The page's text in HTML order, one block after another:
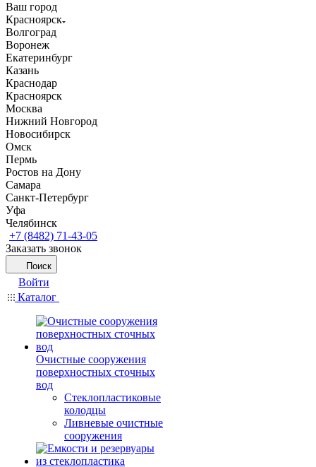
Ваш город
Красноярск
Волгоград
Воронеж
Екатеринбург
Казань
Краснодар
Красноярск
Москва
Нижний Новгород
Новосибирск
Омск
Пермь
Ростов на Дону
Самара
Санкт-Петербург
Уфа
Челябинск
+7 (8482) 71-43-05
Заказать звонок
Поиск
Войти
Каталог
Очистные сооружения
поверхностных сточных
вод
Стеклопластиковые
колодцы
Ливневые очистные
сооружения